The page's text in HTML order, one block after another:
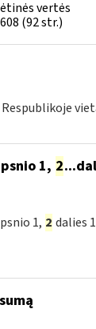
vertės
(92 str.)
1, 2
1, 2 dalies